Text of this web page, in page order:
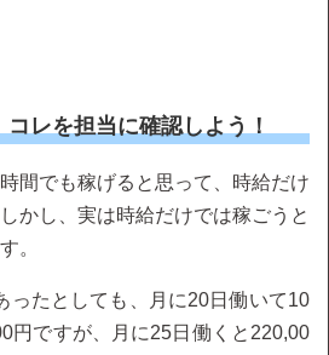
レを担当に確認しよう！
間でも稼げると思って、時給だけ
かし、実は時給だけでは稼ごうと
。
ったとしても、月に20日働いて10
円ですが、月に25日働くと220,00